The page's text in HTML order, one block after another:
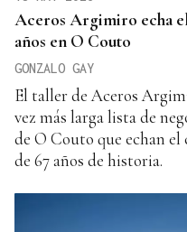
Aceros Argimiro echa
años en O Couto
GONZALO GAY
El taller de Aceros
vez más larga lista de
de O Couto que echan el
de 67 años de historia.